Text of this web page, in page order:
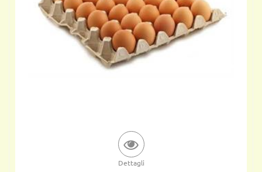
Dettagli